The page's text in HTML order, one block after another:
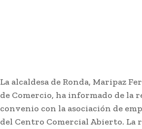
La alcaldesa de Ronda, Maripaz
de Comercio, ha informado de la
convenio con la asociación de
del Centro Comercial Abierto. La